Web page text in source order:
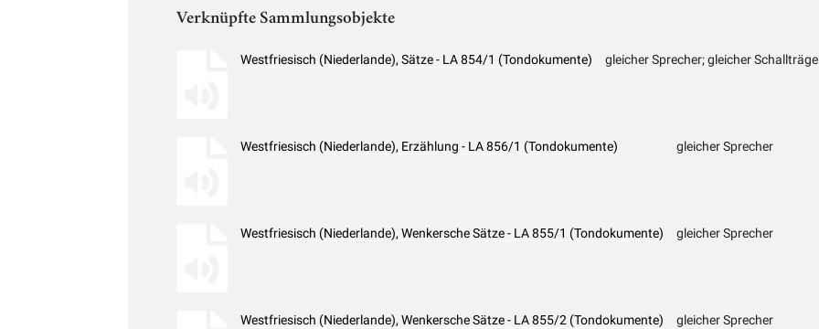
Verknüpfte Sammlungsobjekte
Westfriesisch (Niederlande), Sätze - LA 854/1 (Tondokumente) gleicher Sprecher; gleicher
Westfriesisch (Niederlande), Erzählung - LA 856/1 (Tondokumente) gleicher Sprecher
Westfriesisch (Niederlande), Wenkersche Sätze - LA 855/1 (Tondokumente) gleicher Sprecher
Westfriesisch (Niederlande), Wenkersche Sätze - LA 855/2 (Tondokumente) gleicher Sprecher